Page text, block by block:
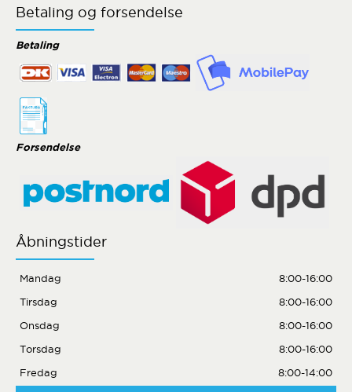
Betaling og forsendelse
Betaling
Forsendelse
Åbningstider
Mandag 8:00-16:00
Tirsdag 8:00-16:00
Onsdag 8:00-16:00
Torsdag 8:00-16:00
Fredag 8:00-14:00